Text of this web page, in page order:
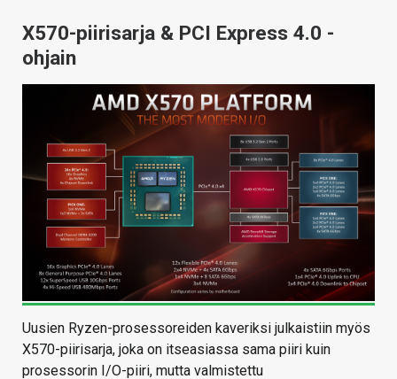
X570-piirisarja & PCI Express 4.0 -
ohjain
Uusien Ryzen-prosessoreiden kaveriksi julkaistiin myös
X570-piirisarja, joka on itseasiassa sama piiri kuin
prosessorin I/O-piiri, mutta valmistettu